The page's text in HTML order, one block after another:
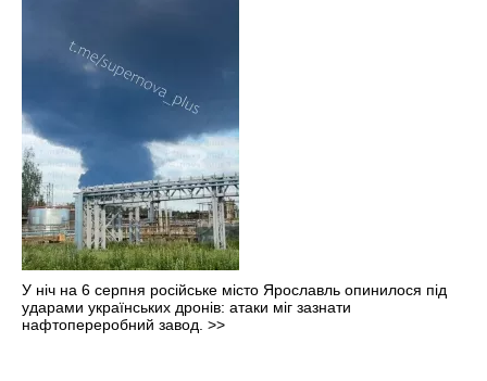
У ніч на 6 серпня російське місто Ярославль опинилося під
ударами українських дронів: атаки міг зазнати
нафтопереробний завод. >>